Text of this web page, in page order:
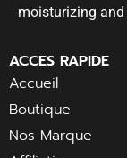
moisturizing
ACCES RAPIDE
Accueil
Boutique
Nos Marque